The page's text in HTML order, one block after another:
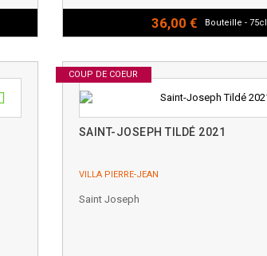
36,00 € Bouteille - 75cl
COUP DE COEUR
SAINT-JOSEPH TILDÉ 2021
VILLA PIERRE-JEAN
Saint Joseph